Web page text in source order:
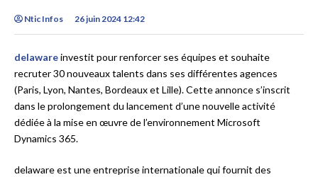
Ntic Infos 26 juin 2024 12:42
delawareinvestit pour renforcer ses équipes et souhaite
recruter 30 nouveaux talents dans ses différentes agences
(Paris, Lyon, Nantes, Bordeaux et Lille). Cette annonce s’inscrit
dans le prolongement du lancement d’une nouvelle activité
dédiée à la mise en œuvre de l’environnement Microsoft
Dynamics 365.
delaware est une entreprise internationale qui fournit des